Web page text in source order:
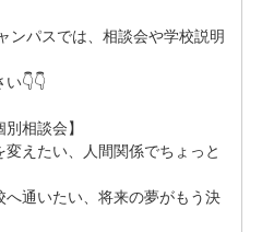
ンパスでは、相談会や学校説明
👇👇
相談会】
えたい、人間関係でちょっと
通いたい、将来の夢がもう決